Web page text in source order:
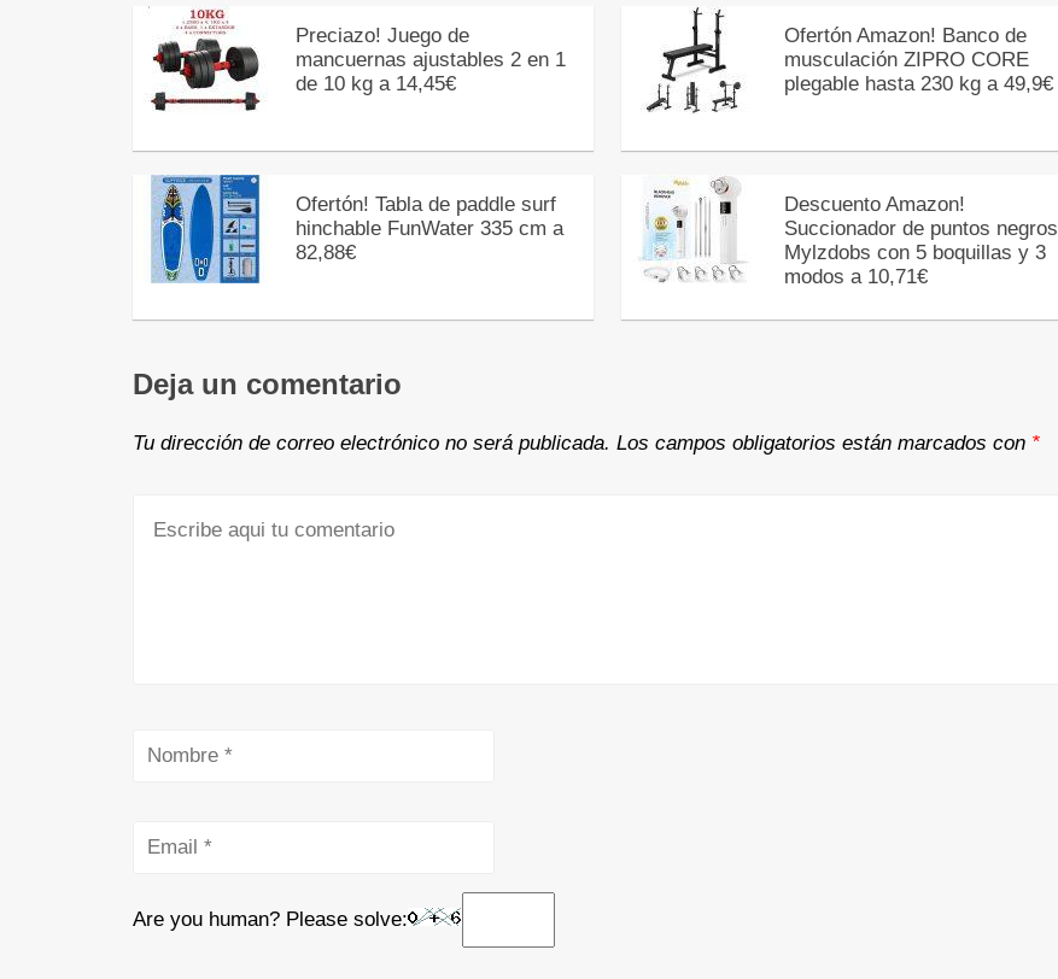
Preciazo! Juego de
mancuernas ajustables 2 en 1
de 10 kg a 14,45€
Ofertón Amazon! Banco de
musculación ZIPRO CORE
plegable hasta 230 kg a 49,9€
Ofertón! Tabla de paddle surf
hinchable FunWater 335 cm a
82,88€
Descuento Amazon!
Succionador de puntos negros
Mylzdobs con 5 boquillas y 3
modos a 10,71€
Deja un comentario
Tu dirección de correo electrónico no será publicada. Los campos obligatorios están marcados con *
Are you human? Please solve: